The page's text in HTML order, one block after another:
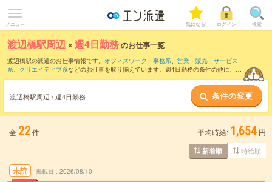
メニュー 気になる! ログイン 検索
渡辺橋駅周辺 ×週4日勤務のお仕事一覧
渡辺橋駅の派遣のお仕事情報です。 オフィスワーク・事務系、 営業・販売・サービス
系、 クリエイティブ系などのお仕事を取り揃えています。週4日勤務の条件の他に、 交
渡辺橋駅周辺 / 週4日勤務 条件の変更
全 22件 平均時給: 1,654 円
新着順 時給順
未読 掲載日 2026/08/10